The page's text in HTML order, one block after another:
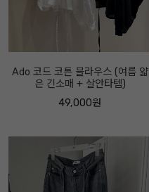
Ado 코드 코튼 블라우스 (여름 얇
은 긴소매 + 살안타템)
49,000원